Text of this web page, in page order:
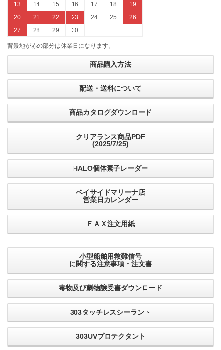
13
14 15 16 17 18
19
20
21 22 23 24 25
26
27
28 29 30
背景地が赤の部分は休業日になります。
商品購入方法
配送・送料について
商品カタログダウンロード
クリアランス商品PDF
(2025/7/25)
HALO個体素子レーダー
ベイサイドマリーナ店
営業日カレンダー
ＦＡＸ注文用紙
小型船舶用救難信号
に関する注意事項・注文書
毒物及び劇物譲受書ダウンロード
303タッチレスシーラント
303UVプロテクタント